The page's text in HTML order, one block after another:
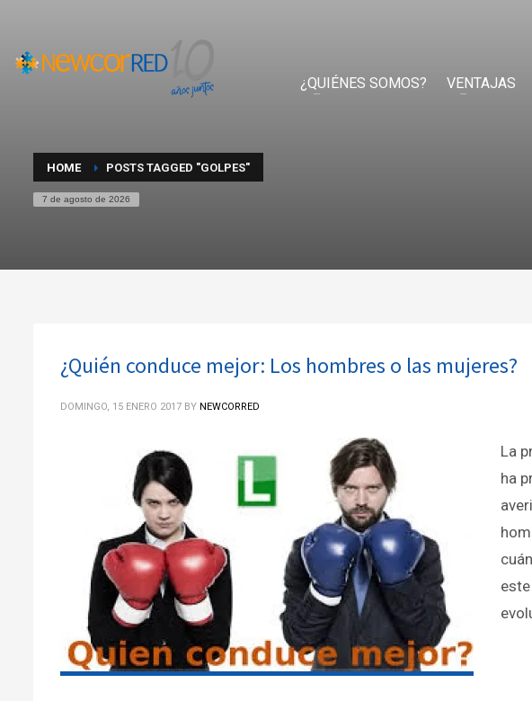
¿QUIÉNES SOMOS? VENTAJAS
HOME POSTS TAGGED "GOLPES"
7 de agosto de 2026
¿Quién conduce mejor: Los hombres o las mujeres?
DOMINGO, 15 ENERO 2017 BY NEWCORRED
La
ha